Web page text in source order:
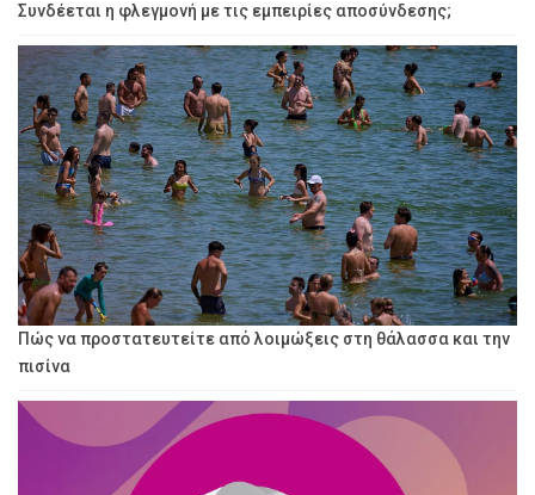
Συνδέεται η φλεγμονή με τις εμπειρίες αποσύνδεσης;
Πώς να προστατευτείτε από λοιμώξεις στη θάλασσα και την
πισίνα